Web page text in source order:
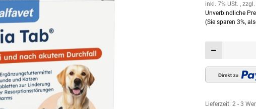
inkl. 7% USt. , zzgl.
Unverbindliche
(Sie sparen 3%,
Lieferzeit: 2 - 3